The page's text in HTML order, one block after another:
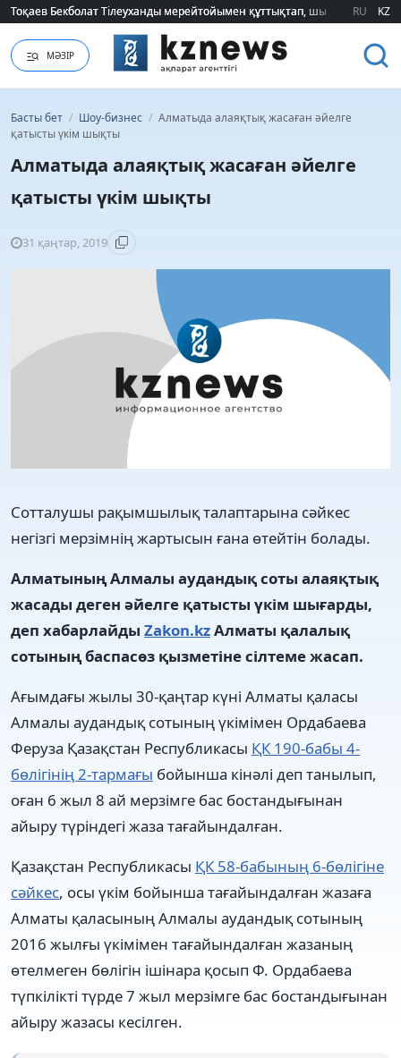
Тоқаев Бекболат Тілеуханды мерейтойымен құттықтап, шығармашылық
Тоқаев Бекболат Тілеуханды мерейтойымен құттықтап, шығармашылық
RU KZ
МӘЗІР
Басты бет / Шоу-бизнес / Алматыда алаяқтық жасаған әйелге
қатысты үкім шықты
Алматыда алаяқтық жасаған әйелге
қатысты үкім шықты
31 қаңтар, 2019
Сотталушы рақымшылық талаптарына сәйкес
негізгі мерзімнің жартысын ғана өтейтін болады.
Алматының Алмалы аудандық соты алаяқтық
жасады деген әйелге қатысты үкім шығарды,
деп хабарлайды Zakon.kzАлматы қалалық
сотының баспасөз қызметіне сілтеме жасап.
Ағымдағы жылы 30-қаңтар күні Алматы қаласы
Алмалы аудандық сотының үкімімен Ордабаева
Феруза Қазақстан Республикасы ҚК 190-бабы 4-
бөлігінің 2-тармағы бойынша кінәлі деп танылып,
оған 6 жыл 8 ай мерзімге бас бостандығынан
айыру түріндегі жаза тағайындалған.
Қазақстан Республикасы ҚК 58-бабының 6-бөлігіне
сәйкес, осы үкім бойынша тағайындалған жазаға
Алматы қаласының Алмалы аудандық сотының
2016 жылғы үкімімен тағайындалған жазаның
өтелмеген бөлігін ішінара қосып Ф. Ордабаева
түпкілікті түрде 7 жыл мерзімге бас бостандығынан
айыру жазасы кесілген.